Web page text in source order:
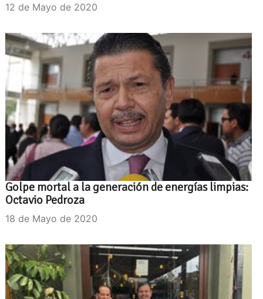
12 de Mayo de 2020
Golpe mortal a la generación de energías limpias:
Octavio Pedroza
18 de Mayo de 2020